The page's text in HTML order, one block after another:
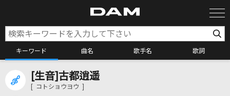
キーワード 曲名 歌手名 歌詞
カラオケ検索
[生音]古都逍遥
[ コトショウヨウ ]